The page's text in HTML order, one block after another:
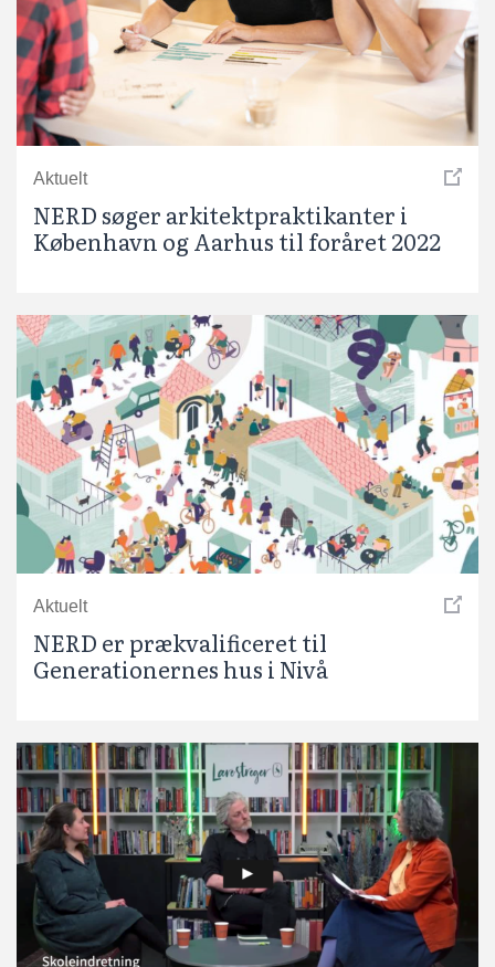
Aktuelt
NERD søger arkitektpraktikanter i
København og Aarhus til foråret 2022
Aktuelt
NERD er prækvalificeret til
Generationernes hus i Nivå